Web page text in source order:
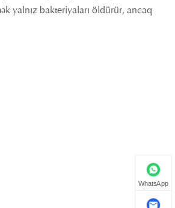
yalnız bakteriyaları öldürür, ancaq
WhatsApp